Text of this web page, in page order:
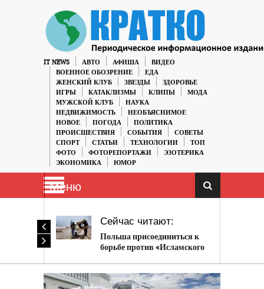
IT NEWS АВТО АФИША
ВИДЕО
ВОЕННОЕ ОБОЗРЕНИЕ
ЕДА
ЖЕНСКИЙ КЛУБ
ЗВЕЗДЫ
ЗДОРОВЬЕ
ИГРЫ
КАТАКЛИЗМЫ КЛИПЫ
МОДА
МУЖСКОЙ КЛУБ
НАУКА
НЕДВИЖИМОСТЬ
НЕОБЪЯСНИМОЕ
НОВОЕ
ПОГОДА
ПОЛИТИКА
ПРОИСШЕСТВИЯ
СОБЫТИЯ
СОВЕТЫ
СПОРТ
СТАТЬИ ТЕХНОЛОГИИ
ТОП
ФОТО
ФОТОРЕПОРТАЖИ
ЭЗОТЕРИКА
ЭКОНОМИКА
ЮМОР
Меню
Сейчас читают:
Польша присоединиться к
борьбе против «Исламского